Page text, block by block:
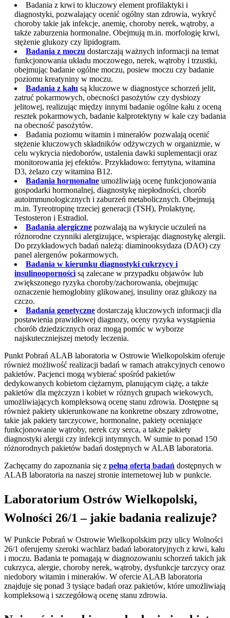
Badania z krwi to kluczowy element profilaktyki i
diagnostyki, pozwalający ocenić ogólny stan zdrowia, wykryć
choroby takie jak infekcje, anemię, choroby nerek, wątroby, a
także zaburzenia hormonalne. Obejmują m.in. morfologię krwi,
stężenie glukozy czy lipidogram.
Badania z moczu dostarczają ważnych informacji na temat
funkcjonowania układu moczowego, nerek, wątroby i trzustki,
obejmując badanie ogólne moczu, posiew moczu czy badanie
poziomu kreatyniny w moczu.
Badania z kału są kluczowe w diagnostyce schorzeń jelit,
zatruć pokarmowych, obecności pasożytów czy dysbiozy
jelitowej, realizując między innymi badanie ogólne kału z oceną
resztek pokarmowych, badanie kalprotektyny w kale czy badania
na obecność pasożytów.
Badania poziomu witamin i minerałów pozwalają ocenić
stężenie kluczowych składników odżywczych w organizmie, w
celu wykrycia niedoborów, ustalenia dawki suplementacji oraz
monitorowania jej efektów. Przykładowo: ferrytyna, witamina
D3, żelazo czy witamina B12.
Badania hormonalne umożliwiają ocenę funkcjonowania
gospodarki hormonalnej, diagnostykę niepłodności, chorób
autoimmunologicznych i zaburzeń metabolicznych. Obejmują
m.in. Tyreotropinę trzeciej generacji (TSH), Prolaktynę,
Testosteron i Estradiol.
Badania alergiczne pozwalają na wykrycie uczuleń na
różnorodne czynniki alergizujące, wspierając diagnostykę alergii.
Do przykładowych badań należą: diaminooksydaza (DAO) czy
panel alergenów pokarmowych.
Badania w kierunku diagnostyki cukrzycy i
insulinoopornościsą zalecane w przypadku objawów lub
zwiększonego ryzyka choroby/zachorowania, obejmując
oznaczenie hemoglobiny glikowanej, insuliny oraz glukozy na
czczo.
Badania genetyczne dostarczają kluczowych informacji dla
postawienia prawidłowej diagnozy, oceny ryzyka wystąpienia
chorób dziedzicznych oraz mogą pomóc w wyborze
najskuteczniejszej metody leczenia.
Punkt Pobrań ALAB laboratoria w Ostrowie Wielkopolskim oferuje
również możliwość realizacji badań w ramach atrakcyjnych cenowo
pakietów. Pacjenci mogą wybierać spośród pakietów
dedykowanych kobietom ciężarnym, planującym ciążę, a także
pakietów dla mężczyzn i kobiet w różnych grupach wiekowych,
umożliwiających kompleksową ocenę stanu zdrowia. Dostępne są
również pakiety ukierunkowane na konkretne obszary zdrowotne,
takie jak pakiety tarczycowe, hormonalne, pakiety oceniające
funkcjonowanie wątroby, nerek czy serca, a także pakiety
diagnostyki alergii czy infekcji intymnych. W sumie to ponad 150
różnorodnych pakietów badań dostępnych w ALAB laboratoria.
Zachęcamy do zapoznania się z pełną ofertą badań dostępnych w
ALAB laboratoria na naszej stronie internetowej lub w punkcie.
Laboratorium Ostrów Wielkopolski,
Wolności 26/1 – jakie badania realizuje?
W Punkcie Pobrań w Ostrowie Wielkopolskim przy ulicy Wolności
26/1 oferujemy szeroki wachlarz badań laboratoryjnych z krwi, kału
i moczu. Badania te pomagają w diagnozowaniu schorzeń takich jak
cukrzyca, alergie, choroby nerek, wątroby, dysfunkcje tarczycy oraz
niedobory witamin i minerałów. W ofercie ALAB laboratoria
znajduje się ponad 3 tysiące badań oraz pakietów, które umożliwiają
kompleksową i szczegółową ocenę stanu zdrowia.